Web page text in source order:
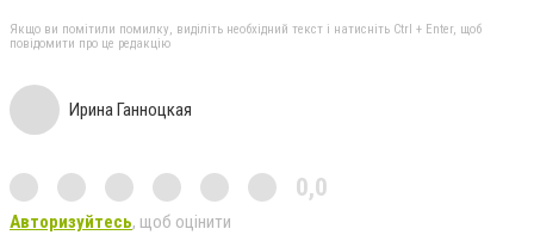
Якщо ви помітили помилку, виділіть необхідний текст і натисніть Ctrl + Enter, щоб
повідомити про це редакцію
Ирина Ганноцкая
0,0
Авторизуйтесь, щоб оцінити